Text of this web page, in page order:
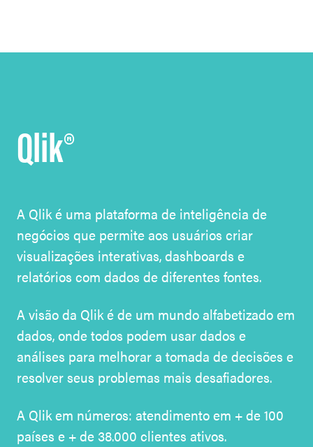
Qlik®
A Qlik é uma plataforma de inteligência de
negócios que permite aos usuários criar
visualizações interativas, dashboards e
relatórios com dados de diferentes fontes.
A visão da Qlik é de um mundo alfabetizado em
dados, onde todos podem usar dados e
análises para melhorar a tomada de decisões e
resolver seus problemas mais desafiadores.
A Qlik em números: atendimento em + de 100
países e + de 38.000 clientes ativos.